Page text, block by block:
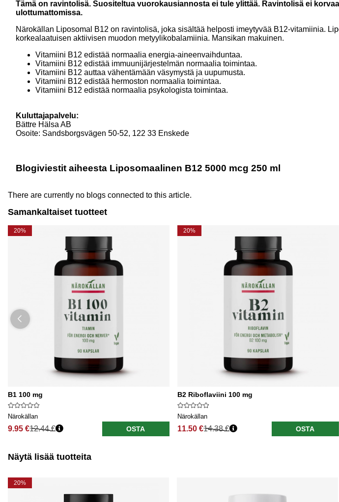
Tämä on ravintolisä. Suositeltua vuorokausiannosta ei tule ylittää. Ravintolisä ei
ulottumattomissa.
Närokällan Liposomal B12 on ravintolisä, joka sisältää helposti imeytyvää B12-vitamiinia.
korkealaatuisen aktiivisen muodon metyylikobalamiinia. Mansikan makuinen.
Vitamiini B12 edistää normaalia energia-aineenvaihduntaa.
Vitamiini B12 edistää immuunijärjestelmän normaalia toimintaa.
Vitamiini B12 auttaa vähentämään väsymystä ja uupumusta.
Vitamiini B12 edistää hermoston normaalia toimintaa.
Vitamiini B12 edistää normaalia psykologista toimintaa.
Kuluttajapalvelu:
Bättre Hälsa AB
Osoite: Sandsborgsvägen 50-52, 122 33 Enskede
Blogiviestit aiheesta Liposomaalinen B12 5000 mcg 250 ml
There are currently no blogs connected to this article.
Samankaltaiset tuotteet
20%
B1 100 mg
Närokällan
9.95 €12.44 € OSTA
20%
B2 Riboflaviini 100 mg
Närokällan
11.50 €14.38 € OSTA
Näytä lisää tuotteita
20%